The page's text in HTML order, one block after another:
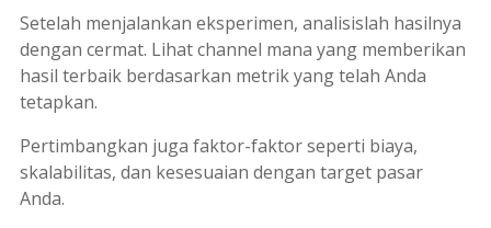
Setelah menjalankan eksperimen, analisislah hasilnya
dengan cermat. Lihatchannel mana yang memberikan
hasil terbaik berdasarkan metrik yang telah Anda
tetapkan.
Pertimbangkan juga faktor-faktor seperti biaya,
skalabilitas, dan kesesuaian dengan target pasar
Anda.